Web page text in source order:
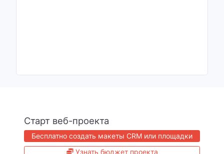
Старт веб-проекта
Бесплатно создать макеты CRM или площадки
Узнать бюджет проекта